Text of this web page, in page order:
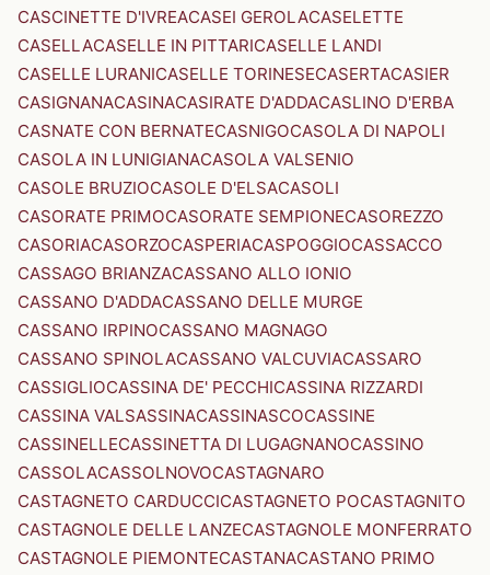
CASCINETTE D'IVREACASEI GEROLACASELETTE
CASELLACASELLE IN PITTARICASELLE LANDI
CASELLE LURANICASELLE TORINESECASERTACASIER
CASIGNANACASINACASIRATE D'ADDACASLINO D'ERBA
CASNATE CON BERNATECASNIGOCASOLA DI NAPOLI
CASOLA IN LUNIGIANACASOLA VALSENIO
CASOLE BRUZIOCASOLE D'ELSACASOLI
CASORATE PRIMOCASORATE SEMPIONECASOREZZO
CASORIACASORZOCASPERIACASPOGGIOCASSACCO
CASSAGO BRIANZACASSANO ALLO IONIO
CASSANO D'ADDACASSANO DELLE MURGE
CASSANO IRPINOCASSANO MAGNAGO
CASSANO SPINOLACASSANO VALCUVIACASSARO
CASSIGLIOCASSINA DE' PECCHICASSINA RIZZARDI
CASSINA VALSASSINACASSINASCOCASSINE
CASSINELLECASSINETTA DI LUGAGNANOCASSINO
CASSOLACASSOLNOVOCASTAGNARO
CASTAGNETO CARDUCCICASTAGNETO POCASTAGNITO
CASTAGNOLE DELLE LANZECASTAGNOLE MONFERRATO
CASTAGNOLE PIEMONTECASTANACASTANO PRIMO